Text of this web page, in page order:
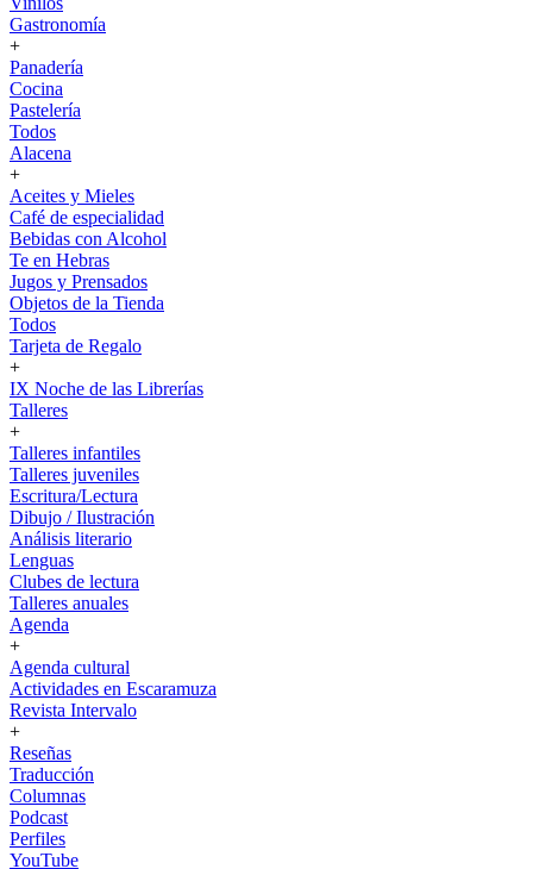
Gastronomía
+
Panadería
Cocina
Pastelería
Todos
Alacena
+
Aceites y Mieles
Café de especialidad
Bebidas con Alcohol
Te en Hebras
Jugos y Prensados
Objetos de la Tienda
Todos
Tarjeta de Regalo
+
IX Noche de las Librerías
Talleres
+
Talleres infantiles
Talleres juveniles
Escritura/Lectura
Dibujo / Ilustración
Análisis literario
Lenguas
Clubes de lectura
Talleres anuales
Agenda
+
Agenda cultural
Actividades en Escaramuza
Revista Intervalo
+
Reseñas
Traducción
Columnas
Podcast
Perfiles
YouTube